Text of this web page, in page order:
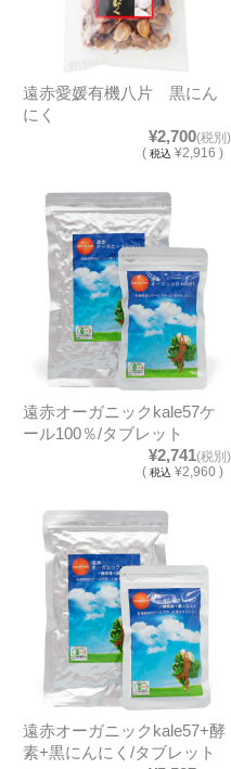
遠赤愛媛有機八片 黒にん
にく
¥2,700(税別)
(税込 ¥2,916 )
遠赤オーガニックkale57ケ
ール100％/タブレット
¥2,741(税別)
(税込 ¥2,960 )
遠赤オーガニックkale57+酵
素+黒にんにく/タブレット